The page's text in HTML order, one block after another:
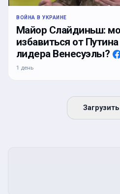
ВОЙНА В УКРАИНЕ
Майор Слайдиньш:
избавиться от
лидера Венесуэлы?
1 день